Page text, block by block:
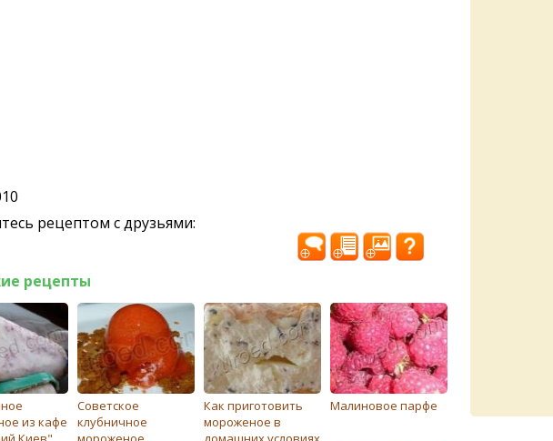
рецептом с друзьями:
рецепты
из кафе
Советское
клубничное
Как приготовить
мороженое в
Малиновое парфе